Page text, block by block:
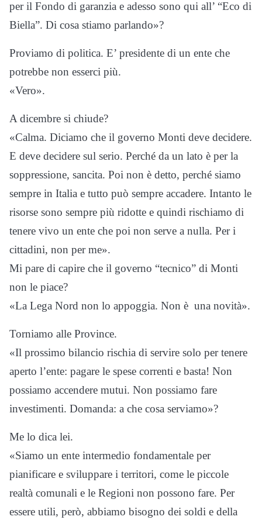
per il Fondo di garanzia e adesso sono qui all’ “Eco di
Biella”. Di cosa stiamo parlando»?
Proviamo di politica. E’ presidente di un ente che
potrebbe non esserci più.
«Vero».
A dicembre si chiude?
«Calma. Diciamo che il governo Monti deve decidere.
E deve decidere sul serio. Perché da un lato è per la
soppressione, sancita. Poi non è detto, perché siamo
sempre in Italia e tutto può sempre accadere. Intanto le
risorse sono sempre più ridotte e quindi rischiamo di
tenere vivo un ente che poi non serve a nulla. Per i
cittadini, non per me».
Mi pare di capire che il governo “tecnico” di Monti
non le piace?
«La Lega Nord non lo appoggia. Non è una novità».
Torniamo alle Province.
«Il prossimo bilancio rischia di servire solo per tenere
aperto l’ente: pagare le spese correnti e basta! Non
possiamo accendere mutui. Non possiamo fare
investimenti. Domanda: a che cosa serviamo»?
Me lo dica lei.
«Siamo un ente intermedio fondamentale per
pianificare e sviluppare i territori, come le piccole
realtà comunali e le Regioni non possono fare. Per
essere utili, però, abbiamo bisogno dei soldi e della